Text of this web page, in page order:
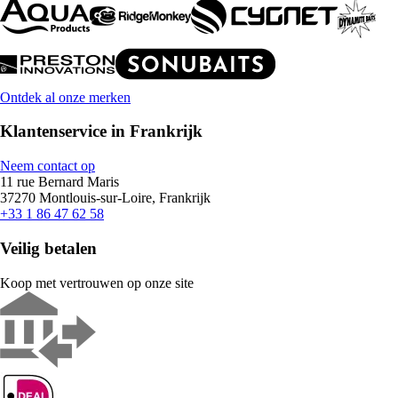
Ontdek al onze merken
Klantenservice in Frankrijk
Neem contact op
11 rue Bernard Maris
37270 Montlouis-sur-Loire, Frankrijk
+33 1 86 47 62 58
Veilig betalen
Koop met vertrouwen op onze site